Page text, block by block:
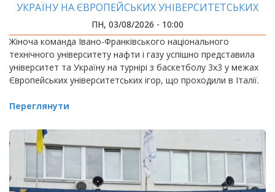
УКРАЇНУ НА ЄВРОПЕЙСЬКИХ УНІВЕРСИТЕТСЬКИХ
ІГРАХ
ПН, 03/08/2026 - 10:00
Жіноча команда Івано-Франківського національного
технічного університету нафти і газу успішно представила
університет та Україну на турнірі з баскетболу 3х3 у межах
Європейських університетських ігор, що проходили в Італії.
Переглянути